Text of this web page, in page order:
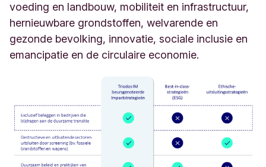
voeding en landbouw, mobiliteit en infrastructuur,
hernieuwbare grondstoffen, welvarende en
gezonde bevolking, innovatie, sociale inclusie en
emancipatie en de circulaire economie.